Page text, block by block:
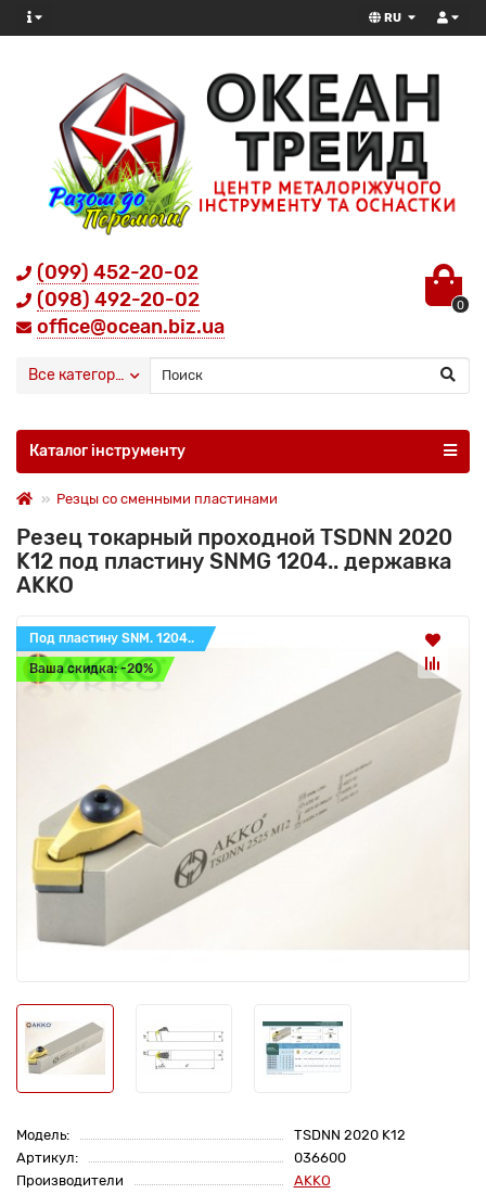
RU
(099) 452-20-02
(098) 492-20-02
office@ocean.biz.ua
0
Все категории
Каталог інструменту
Резцы со сменными пластинами
Резец токарный проходной TSDNN 2020
K12 под пластину SNMG 1204.. державка
AKKO
Под пластину SNM. 1204..
Ваша скидка: -20%
Модель:
TSDNN 2020 K12
Артикул:
036600
Производители
AKKO